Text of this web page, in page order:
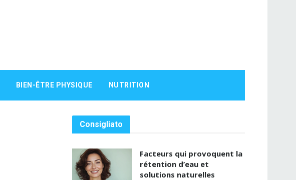
BIEN-ÊTRE PHYSIQUE NUTRITION
Consigliato
Facteurs qui provoquent la
rétention d’eau et
solutions naturelles